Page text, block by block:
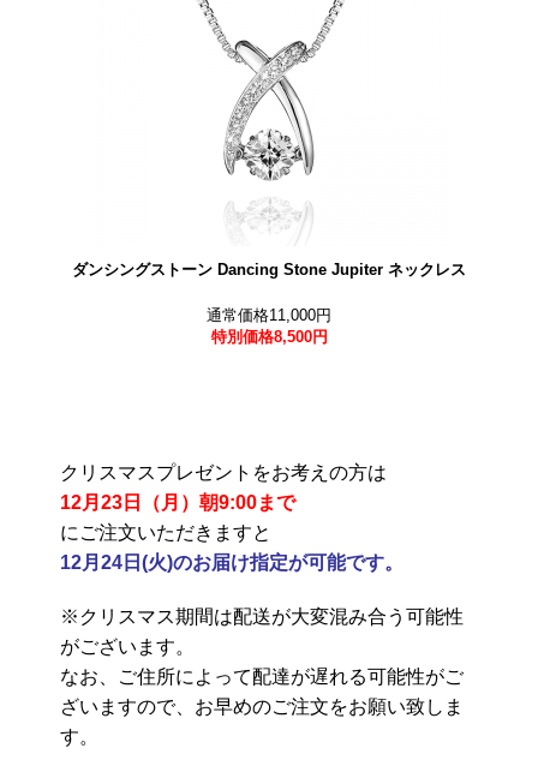
ダンシングストーン Dancing Stone Jupiter ネックレス
通常価格11,000円
特別価格8,500円
クリスマスプレゼントをお考えの方は
12月23日（月）朝9:00まで
にご注文いただきますと
12月24日(火)のお届け指定が可能です。
※クリスマス期間は配送が大変混み合う可能性
がございます。
なお、ご住所によって配達が遅れる可能性がご
ざいますので、お早めのご注文をお願い致しま
す。